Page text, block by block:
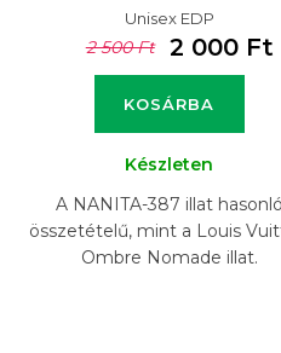
Unisex EDP
2 500 Ft 2 000 Ft
KOSÁRBA
Készleten
A NANITA-387 illat hasonló
összetételű, mint a Louis
Ombre Nomade illat.